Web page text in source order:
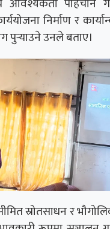
निर्माण र
पुर्‍याउने उनले बताए।
स्रोतसाधन र